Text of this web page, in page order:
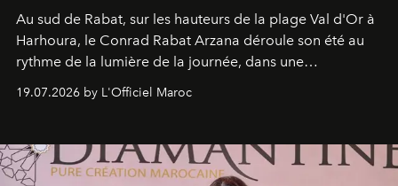
Au sud de Rabat, sur les hauteurs de la plage Val d'Or à
Harhoura, le Conrad Rabat Arzana déroule son été au
rythme de la lumière de la journée, dans une
programmation pensée comme une succession de
rendez-vous avec l’océan.
19.07.2026 by L'Officiel Maroc